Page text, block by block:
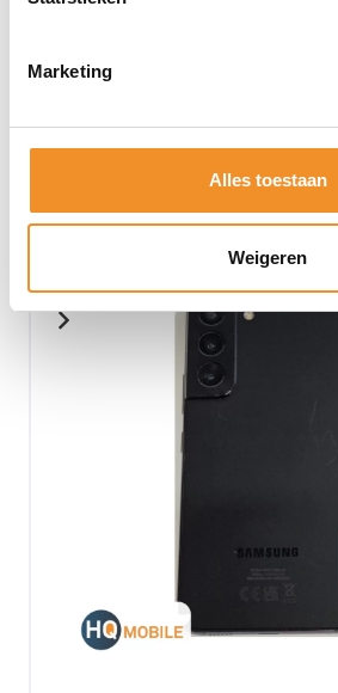
Marketing
Alles toestaan
Weigeren
Bekijk ook eens deze